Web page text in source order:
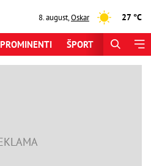
8. august,Oskar 27 °C
PROMINENTI ŠPORT